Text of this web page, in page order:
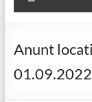
Anunt